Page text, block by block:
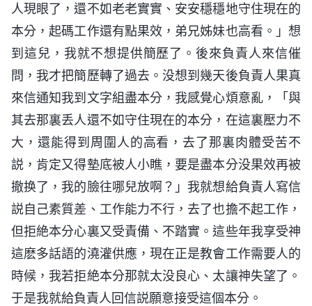
人現眼了，還不如老老實實、安安穩穩地守住現在的
本分，起碼工作還有點果效，弟兄姊妹也高看。」想
到這兒，我就不想提供簡歷了。後來負責人來信催
問，我才把簡歷轉了過去。没想到幾天後負責人果真
來信通知我到文字組盡本分，我感覺心煩意亂，「與
其去那裏丢人還不如守住現在的本分，在這裏壓力不
大，還能得到周圍人的高看，去了那裏肉體受苦不
説，肯定又得墊底被人小瞧，要是盡本分没果效再被
撤换了，我的臉往哪兒放啊？」我就想給負責人寫信
説自己素質差、工作能力不行，去了也擔不起工作，
但拒絶本分心裏又受責備、不踏實。這些年我享受神
這麽多話語的澆灌供應，現在正是教會工作需要人的
時候，我若拒絶本分那就太没良心、太讓神失望了。
于是我就給負責人回信説願意接受這個本分。